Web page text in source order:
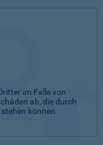
im Falle von
ab, die durch
können